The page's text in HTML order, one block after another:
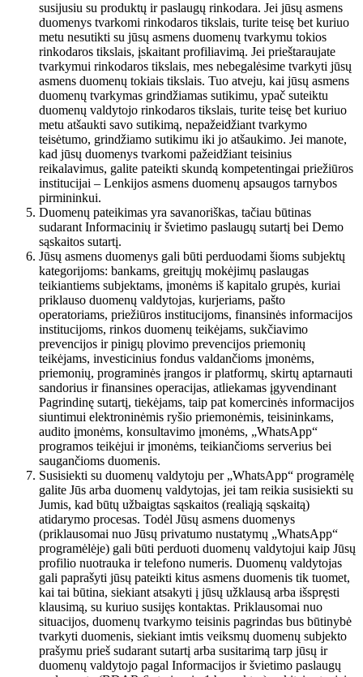
susijusiu su produktų ir paslaugų rinkodara. Jei jūsų asmens
duomenys tvarkomi rinkodaros tikslais, turite teisę bet kuriuo
metu nesutikti su jūsų asmens duomenų tvarkymu tokios
rinkodaros tikslais, įskaitant profiliavimą. Jei prieštaraujate
tvarkymui rinkodaros tikslais, mes nebegalėsime tvarkyti jūsų
asmens duomenų tokiais tikslais. Tuo atveju, kai jūsų asmens
duomenų tvarkymas grindžiamas sutikimu, ypač suteiktu
duomenų valdytojo rinkodaros tikslais, turite teisę bet kuriuo
metu atšaukti savo sutikimą, nepažeidžiant tvarkymo
teisėtumo, grindžiamo sutikimu iki jo atšaukimo. Jei manote,
kad jūsų duomenys tvarkomi pažeidžiant teisinius
reikalavimus, galite pateikti skundą kompetentingai priežiūros
institucijai – Lenkijos asmens duomenų apsaugos tarnybos
pirmininkui.
Duomenų pateikimas yra savanoriškas, tačiau būtinas
sudarant Informacinių ir švietimo paslaugų sutartį bei Demo
sąskaitos sutartį.
Jūsų asmens duomenys gali būti perduodami šioms subjektų
kategorijoms: bankams, greitųjų mokėjimų paslaugas
teikiantiems subjektams, įmonėms iš kapitalo grupės, kuriai
priklauso duomenų valdytojas, kurjeriams, pašto
operatoriams, priežiūros institucijoms, finansinės informacijos
institucijoms, rinkos duomenų teikėjams, sukčiavimo
prevencijos ir pinigų plovimo prevencijos priemonių
teikėjams, investicinius fondus valdančioms įmonėms,
priemonių, programinės įrangos ir platformų, skirtų aptarnauti
sandorius ir finansines operacijas, atliekamas įgyvendinant
Pagrindinę sutartį, tiekėjams, taip pat komercinės informacijos
siuntimui elektroninėmis ryšio priemonėmis, teisininkams,
audito įmonėms, konsultavimo įmonėms, „WhatsApp“
programos teikėjui ir įmonėms, teikiančioms serverius bei
saugančioms duomenis.
Susisiekti su duomenų valdytoju per „WhatsApp“ programėlę
galite Jūs arba duomenų valdytojas, jei tam reikia susisiekti su
Jumis, kad būtų užbaigtas sąskaitos (realiąją sąskaitą)
atidarymo procesas. Todėl Jūsų asmens duomenys
(priklausomai nuo Jūsų privatumo nustatymų „WhatsApp“
programėlėje) gali būti perduoti duomenų valdytojui kaip Jūsų
profilio nuotrauka ir telefono numeris. Duomenų valdytojas
gali paprašyti jūsų pateikti kitus asmens duomenis tik tuomet,
kai tai būtina, siekiant atsakyti į jūsų užklausą arba išspręsti
klausimą, su kuriuo susijęs kontaktas. Priklausomai nuo
situacijos, duomenų tvarkymo teisinis pagrindas bus būtinybė
tvarkyti duomenis, siekiant imtis veiksmų duomenų subjekto
prašymu prieš sudarant sutartį arba susitarimą tarp jūsų ir
duomenų valdytojo pagal Informacijos ir švietimo paslaugų